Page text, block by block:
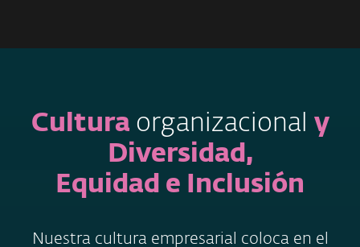
Cultura organizacional y
Diversidad,
Equidad e Inclusión
Nuestra cultura empresarial coloca en el